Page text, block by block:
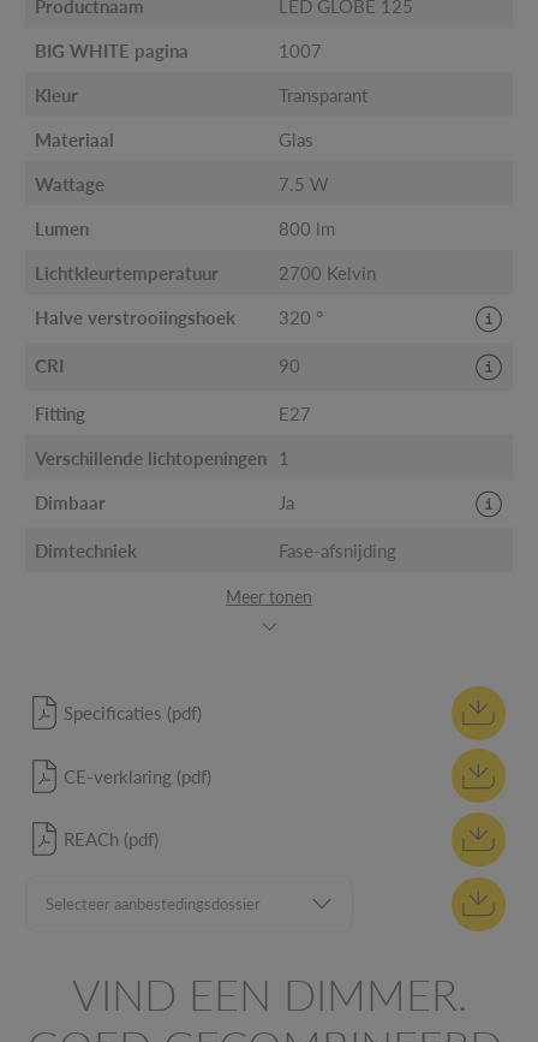
Productnaam LED GLOBE 125
BIG WHITE pagina 1007
Kleur Transparant
Materiaal Glas
Wattage 7.5 W
Lumen 800 lm
Lichtkleurtemperatuur 2700 Kelvin
Halve verstrooiingshoek 320 °
CRI 90
Fitting E27
Verschillende lichtopeningen 1
Dimbaar Ja
Dimtechniek Fase-afsnijding
Meer tonen
Specificaties (pdf)
CE-verklaring (pdf)
REACh (pdf)
VIND EEN DIMMER.